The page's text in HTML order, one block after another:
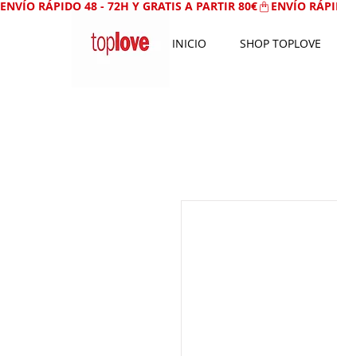
ENVÍO RÁPIDO 48 - 72H Y GRATIS A PARTIR 80€
INICIO SHOP TOPLOVE